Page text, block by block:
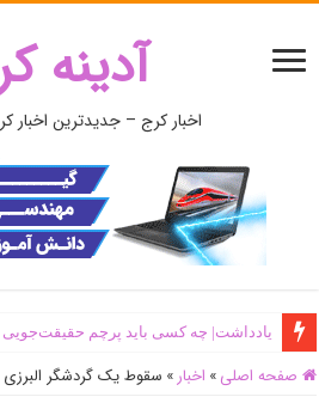
آدینه
اخبار کرج – جدیدترین اخبار
یادداشت| ‌چه کسی باید پرچم حقیقت‌جویی
صفحه اصلی » اخبار » سقوط یک گردشگر البرزی